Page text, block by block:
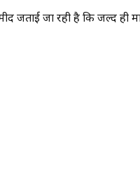
जताई जा रही है कि जल्द ही